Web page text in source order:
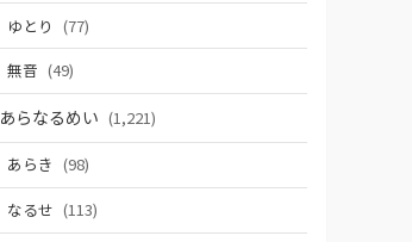
ゆとり (77)
無音 (49)
あらなるめい (1,221)
あらき (98)
なるせ (113)